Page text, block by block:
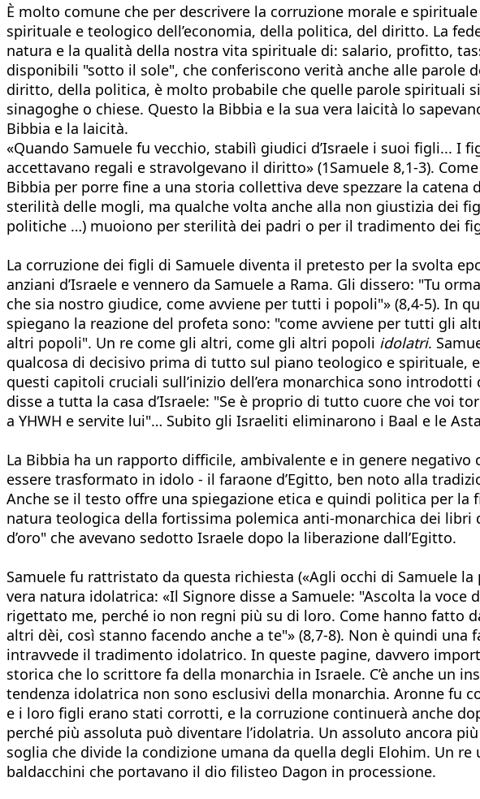
È molto comune che per descrivere la corruzione morale e
spirituale e teologico dell’economia, della politica, del diritto. La
natura e la qualità della nostra vita spirituale di: salario, profitto,
disponibili "sotto il sole", che conferiscono verità anche alle parole
diritto, della politica, è molto probabile che quelle parole spirituali
sinagoghe o chiese. Questo la Bibbia e la sua vera laicità lo
Bibbia e la laicità.
«Quando Samuele fu vecchio, stabilì giudici d’Israele i suoi figli...
accettavano regali e stravolgevano il diritto» (1Samuele 8,1-3).
Bibbia per porre fine a una storia collettiva deve spezzare la
sterilità delle mogli, ma qualche volta anche alla non giustizia dei
politiche …) muoiono per sterilità dei padri o per il tradimento dei
La corruzione dei figli di Samuele diventa il pretesto per la svolta
anziani d’Israele e vennero da Samuele a Rama. Gli dissero: "Tu
che sia nostro giudice, come avviene per tutti i popoli"» (8,4-5). In
spiegano la reazione del profeta sono: "come avviene per tutti gli
altri popoli". Un re come gli altri, come gli altri popoli idolatri.
qualcosa di decisivo prima di tutto sul piano teologico e spirituale,
questi capitoli cruciali sull’inizio dell’era monarchica sono
disse a tutta la casa d’Israele: "Se è proprio di tutto cuore che voi
a YHWH e servite lui"… Subito gli Israeliti eliminarono i Baal e le
La Bibbia ha un rapporto difficile, ambivalente e in genere negativo
essere trasformato in idolo - il faraone d’Egitto, ben noto alla
Anche se il testo offre una spiegazione etica e quindi politica per la
natura teologica della fortissima polemica anti-monarchica dei libri
d’oro" che avevano sedotto Israele dopo la liberazione dall’Egitto.
Samuele fu rattristato da questa richiesta («Agli occhi di Samuele
vera natura idolatrica: «Il Signore disse a Samuele: "Ascolta la
rigettato me, perché io non regni più su di loro. Come hanno fatto
altri dèi, così stanno facendo anche a te"» (8,7-8). Non è quindi
intravvede il tradimento idolatrico. In queste pagine, davvero
storica che lo scrittore fa della monarchia in Israele. C’è anche un
tendenza idolatrica non sono esclusivi della monarchia. Aronne fu
e i loro figli erano stati corrotti, e la corruzione continuerà anche
perché più assoluta può diventare l’idolatria. Un assoluto ancora
soglia che divide la condizione umana da quella degli Elohim. Un
baldacchini che portavano il dio filisteo Dagon in processione.